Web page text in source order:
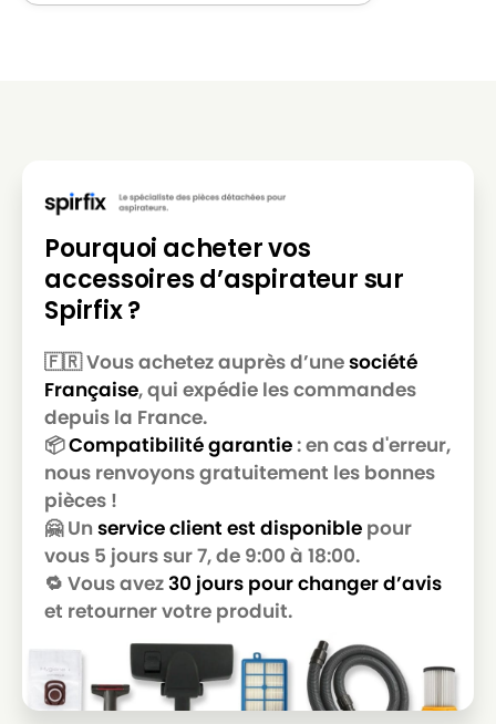
Pourquoi acheter vos
accessoires d’aspirateur sur
Spirfix ?
🇫🇷 Vous achetez auprès d’unesociété
Française, qui expédie les commandes
depuis la France.
📦Compatibilité garantie: en cas d'erreur,
nous renvoyons gratuitement les bonnes
pièces !
🤗 Un service client est disponible pour
vous 5 jours sur 7, de 9:00 à 18:00.
🔁 Vous avez30 jours pour changer d’avis
et retourner votre produit.